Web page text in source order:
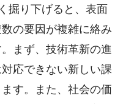
掘り下げると、表面
の要因が複雑に絡み
まず、技術革新の進
応できない新しい課
す。また、社会の価